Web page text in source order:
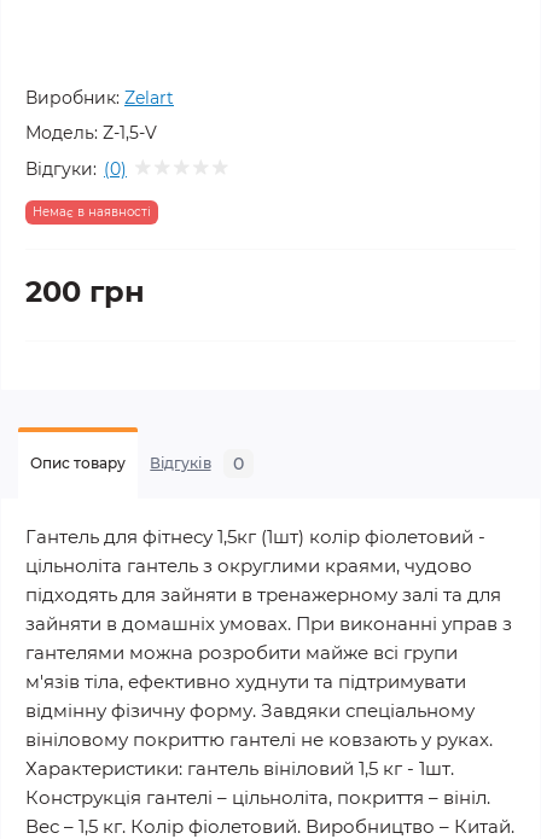
Виробник: Zelart
Модель: Z-1,5-V
Відгуки: (0)
Немає в наявності
200 грн
Опис товару Відгуків 0
Гантель для фітнесу 1,5кг (1шт) колір фіолетовий -
цільноліта гантель з округлими краями, чудово
підходять для зайняти в тренажерному залі та для
зайняти в домашніх умовах. При виконанні управ з
гантелями можна розробити майже всі групи
м'язів тіла, ефективно худнути та підтримувати
відмінну фізичну форму. Завдяки спеціальному
вініловому покриттю гантелі не ковзають у руках.
Характеристики: гантель вініловий 1,5 кг - 1шт.
Конструкція гантелі – цільноліта, покриття – вініл.
Вес – 1,5 кг. Колір фіолетовий. Виробництво – Китай.